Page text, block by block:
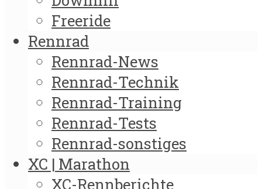
Freeride
Rennrad
Rennrad-News
Rennrad-Technik
Rennrad-Training
Rennrad-Tests
Rennrad-sonstiges
XC | Marathon
XC-Rennberichte